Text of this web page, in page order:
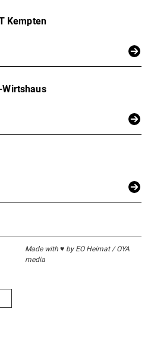
Kempten
Made with ♥ by EO Heimat / OYA
media